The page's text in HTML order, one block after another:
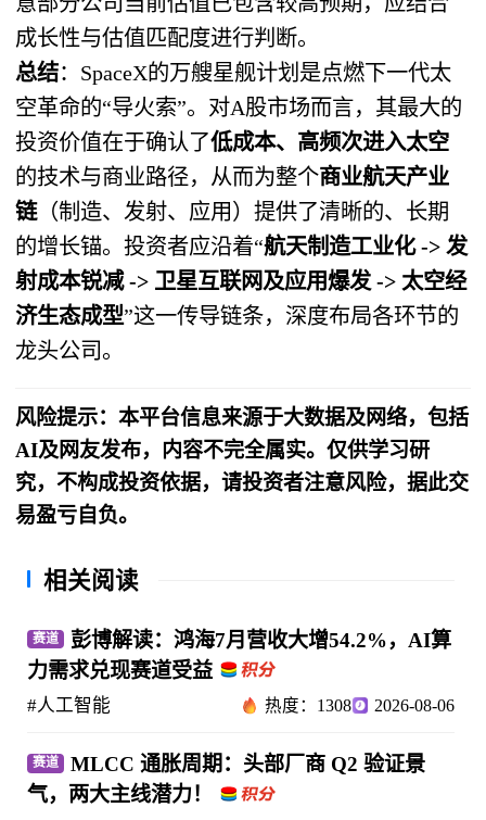
成长性与估值匹配度进行判断。
总结：SpaceX的万艘星舰计划是点燃下一代太
空革命的“导火索”。对A股市场而言，其最大的
投资价值在于确认了低成本、高频次进入太空
的技术与商业路径，从而为整个商业航天产业
链（制造、发射、应用）提供了清晰的、长期
的增长锚。投资者应沿着“航天制造工业化 -> 发
射成本锐减 -> 卫星互联网及应用爆发 -> 太空经
济生态成型”这一传导链条，深度布局各环节的
龙头公司。
风险提示：本平台信息来源于大数据及网络，包括
AI及网友发布，内容不完全属实。仅供学习研
究，不构成投资依据，请投资者注意风险，据此交
易盈亏自负。
相关阅读
赛道
彭博解读：鸿海7月营收大增54.2%，AI算
力需求兑现赛道受益
#人工智能 热度：1308 2026-08-06
赛道
MLCC 通胀周期：头部厂商 Q2 验证景
气，两大主线潜力！